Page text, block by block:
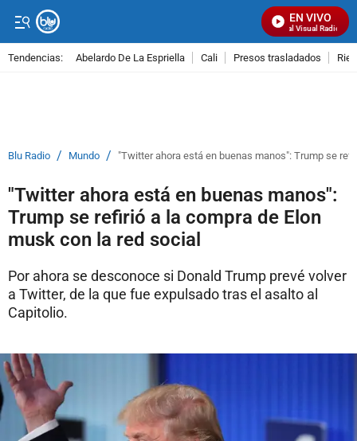
EN VIVO
Señal Visual Radio
Tendencias: Abelardo De La Espriella Cali Presos trasladados
Blu Radio / Mundo / "Twitter ahora está en buenas manos": Trump se
"Twitter ahora está en buenas manos":
Trump se refirió a la compra de Elon
musk con la red social
Por ahora se desconoce si Donald Trump prevé volver
a Twitter, de la que fue expulsado tras el asalto al
Capitolio.